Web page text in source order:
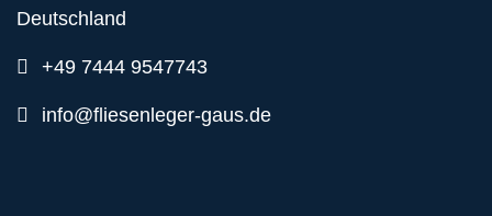
Deutschland
+49 7444 9547743
info@fliesenleger-gaus.de